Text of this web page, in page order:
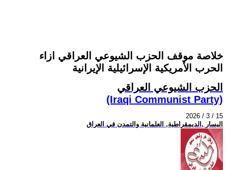
خلاصة موقف الحزب الشيوعي العراقي ازاء
الحرب الأمريكية الإسرائيلية الإيرانية
الحزب الشيوعي العراقي
(Iraqi Communist Party)
2026 / 3 / 15
اليسار ,الديمقراطية, العلمانية والتمدن في العراق